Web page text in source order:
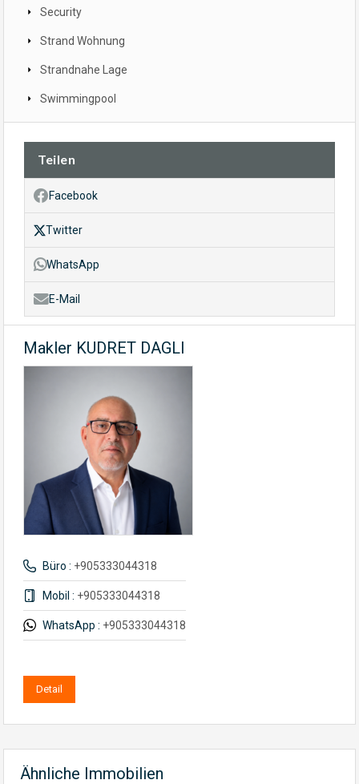
Security
Strand Wohnung
Strandnahe Lage
Swimmingpool
Teilen
Facebook
Twitter
WhatsApp
E-Mail
Makler KUDRET DAGLI
Büro : +905333044318
Mobil : +905333044318
WhatsApp : +905333044318
Detail
Ähnliche Immobilien